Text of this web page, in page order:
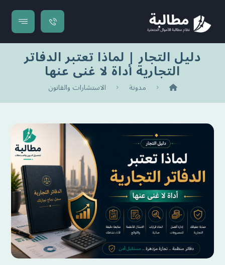
دليل التجار | لماذا تعتبر الدفاتر
التجارية أداة لا غنى عنها
مدونة الاستشارات والقانون